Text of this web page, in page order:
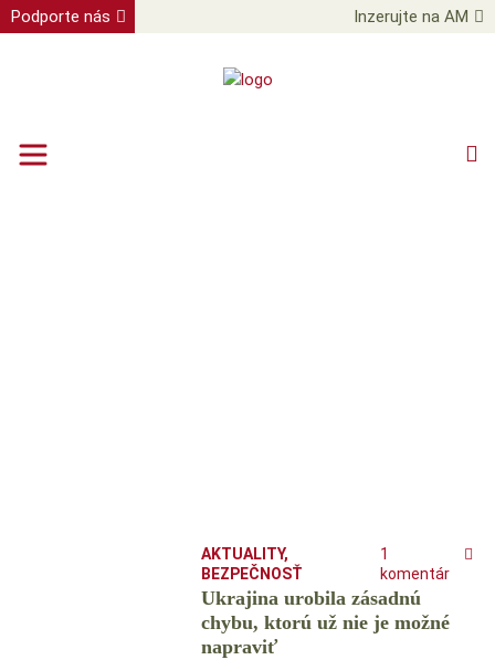
Podporte nás Inzerujte na AM
AKTUALITY,
BEZPEČNOSŤ
1
komentár
Ukrajina urobila zásadnú
chybu, ktorú už nie je možné
napraviť